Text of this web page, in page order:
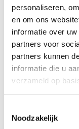
personaliseren,
en om ons
informatie over
partners voor
partners kunnen
informatie die u
verzameld op
Noodzakelijk